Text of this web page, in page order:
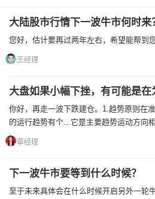
大陆股市行情下一波牛市何时来
您好，估计要再过两年左右，希望能帮到
王经理
大盘如果小幅下挫，有可能是在
你好，再走一波下跌建仓。1.趋势原则在
的运行趋势有个...它是主要趋势运动方向
章经理
下一波牛市要等到什么时候？
至于未来具体会在什么时候开启另外一轮